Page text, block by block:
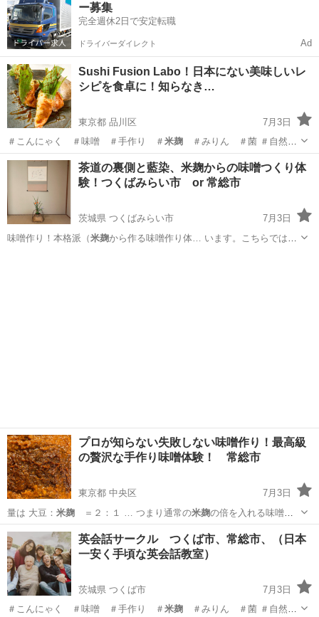
ー募集
完全週休2日で安定転職
ドライバーダイレクト Ad
Sushi Fusion Labo！日本にない美味しいレ
シピを食卓に！知らなき…
東京都 品川区
7月3日
＃こんにゃく ＃味噌 ＃手作り ＃ 米麹＃みりん ＃菌 ＃自然菜
園 ＃藍染…
東京 品川区 寿司
茶道の裏側と藍染、米麹からの味噌つくり体
験！つくばみらい市 or 常総市
茨城県 つくばみらい市
7月3日
味噌作り！本格派（米麹から作る味噌作り体… います。こちらでは
プロが知らない失敗しない味噌作り！最高級
の贅沢な手作り味噌体験！ 常総市
東京都 中央区
7月3日
量は 大豆： 米麹 ＝２：１ … つまり通常の米麹の倍を入れる味噌
を… 呼びます。米麹 の量が増えれば増え… 。 でも米麹がとても高級
なので…
米麹 を多く入れれば入れ… 自...
東京 中央区 日本文化
英会話サークル つくば市、常総市、（日本
一安く手頃な英会話教室）
茨城県 つくば市
7月3日
＃こんにゃく ＃味噌 ＃手作り ＃ 米麹＃みりん ＃菌 ＃自然菜